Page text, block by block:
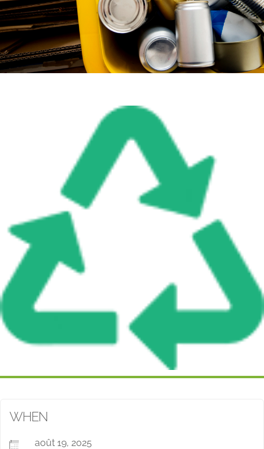
WHEN
août 19, 2025